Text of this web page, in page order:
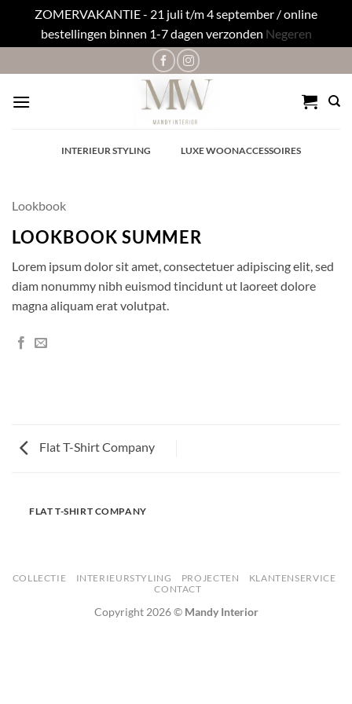
ZOMERVAKANTIE - 21 juli t/m 4 september / online
bestellingen binnen 1-7 dagen verzonden Negeren
naar
inhoud
INTERIEUR STYLING LUXE WOONACCESSOIRES
Lookbook
LOOKBOOK SUMMER
Lorem ipsum dolor sit amet, consectetuer adipiscing elit, sed
diam nonummy nibh euismod tincidunt ut laoreet dolore
magna aliquam erat volutpat.
Flat T-Shirt Company
FLAT T-SHIRT COMPANY
COLLECTIE INTERIEURSTYLING PROJECTEN
KLANTENSERVICE
CONTACT
Copyright 2026 © Mandy Interior